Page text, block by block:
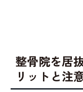
整骨院を居
リットと注